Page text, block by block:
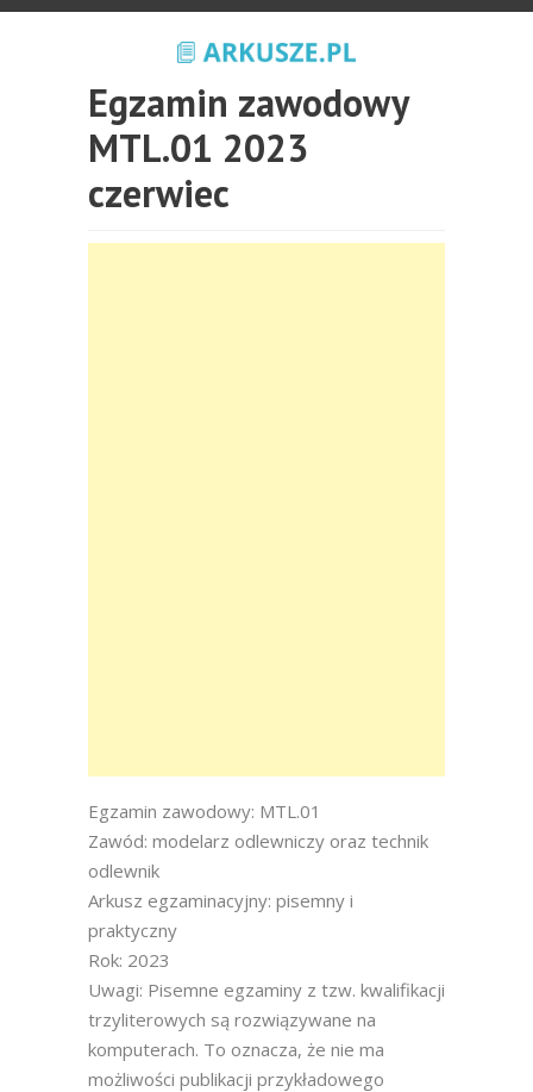
Egzamin zawodowy
MTL.01 2023
czerwiec
Egzamin zawodowy: MTL.01
Zawód: modelarz odlewniczy oraz technik
odlewnik
Arkusz egzaminacyjny: pisemny i
praktyczny
Rok: 2023
Uwagi: Pisemne egzaminy z tzw. kwalifikacji
trzyliterowych są rozwiązywane na
komputerach. To oznacza, że nie ma
możliwości publikacji przykładowego